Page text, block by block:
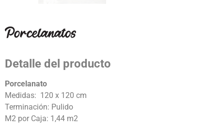
Detalle del producto
Porcelanato
Medidas: 120 x 120 cm
Terminación: Pulido
M2 por Caja: 1,44 m2